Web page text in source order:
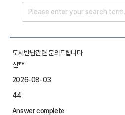
도서반납관련 문의드립니다
신**
2026-08-03
44
Answer complete